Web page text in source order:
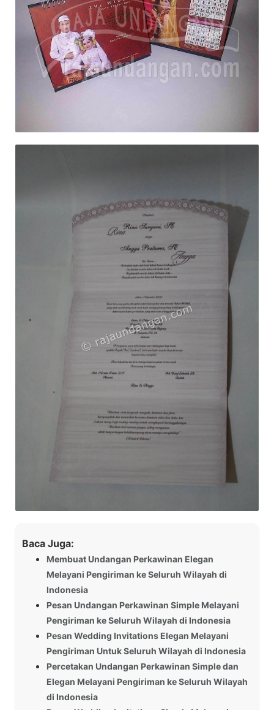
Baca Juga:
Membuat Undangan Perkawinan Elegan
Melayani Pengiriman ke Seluruh Wilayah di
Indonesia
Pesan Undangan Perkawinan Simple Melayani
Pengiriman ke Seluruh Wilayah di Indonesia
Pesan Wedding Invitations Elegan Melayani
Pengiriman Untuk Seluruh Wilayah di Indonesia
Percetakan Undangan Perkawinan Simple dan
Elegan Melayani Pengiriman ke Seluruh Wilayah
di Indonesia